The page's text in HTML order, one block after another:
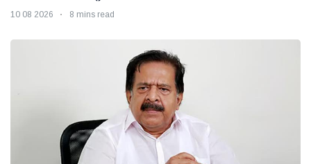
10 08 2026 8 mins read